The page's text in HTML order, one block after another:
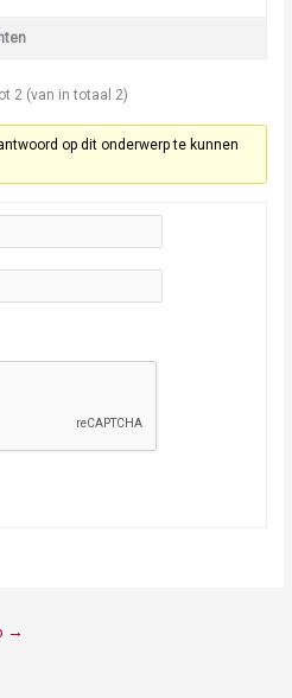
2 (van in totaal 2)
op dit onderwerp te kunnen
→